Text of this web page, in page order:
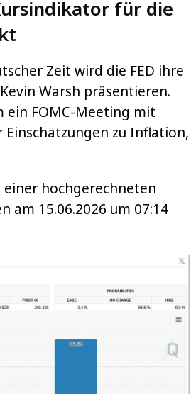
für die
Zeit wird die FED ihre
Warsh präsentieren.
ein FOMC-Meeting mit
zu Inflation,
hochgerechneten
am 15.06.2026 um 07:14